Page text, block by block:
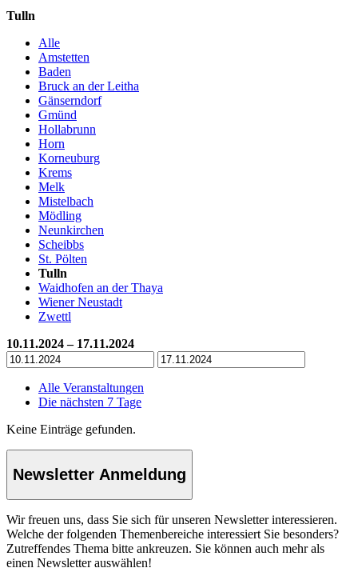
Tulln
Alle
Amstetten
Baden
Bruck an der Leitha
Gänserndorf
Gmünd
Hollabrunn
Horn
Korneuburg
Krems
Melk
Mistelbach
Mödling
Neunkirchen
Scheibbs
St. Pölten
Tulln
Waidhofen an der Thaya
Wiener Neustadt
Zwettl
10.11.2024 – 17.11.2024
Alle Veranstaltungen
Die nächsten 7 Tage
Keine Einträge gefunden.
Newsletter Anmeldung
Wir freuen uns, dass Sie sich für unseren Newsletter interessieren.
Welche der folgenden Themenbereiche interessiert Sie besonders?
Zutreffendes Thema bitte ankreuzen. Sie können auch mehr als
einen Newsletter auswählen!